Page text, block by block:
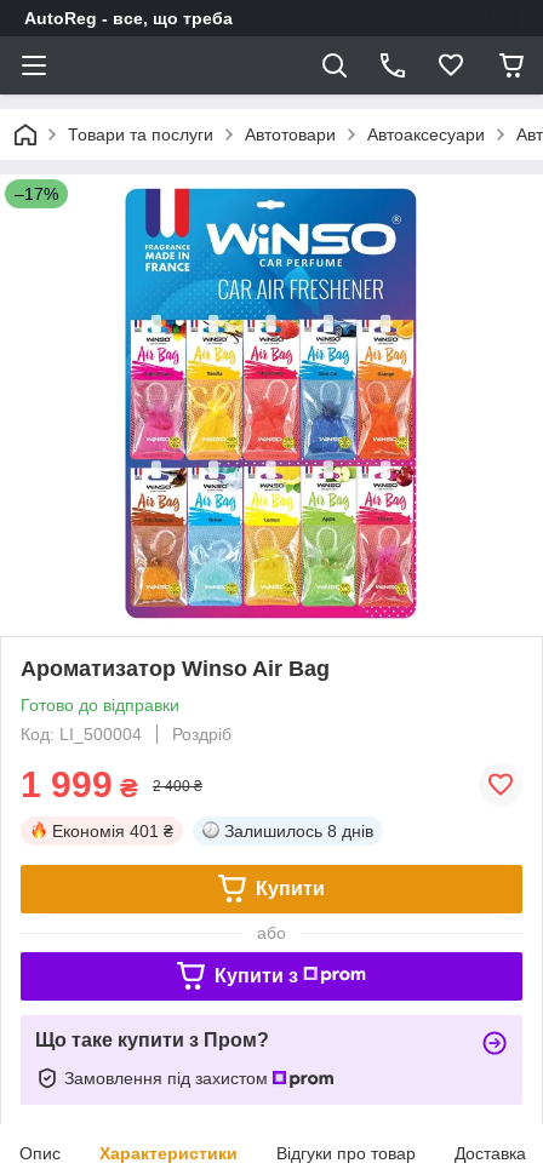
AutoReg - все, що треба
Товари та послуги Автотовари Автоаксесуари
–17%
Ароматизатор Winso Air Bag
Готово до відправки
Код: LI_500004
Роздріб
1 999 ₴ 2 400 ₴
Економія 401 ₴ Залишилось 8 днів
Купити
або
Купити з
Що таке купити з Пром?
Замовлення під захистом
Опис Характеристики Відгуки про товар Доставка